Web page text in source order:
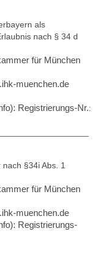
als
nach § 34 d
für München
muenchen.de
Registrierungs-Nr.:
§34i Abs. 1
für München
muenchen.de
Registrierungs-